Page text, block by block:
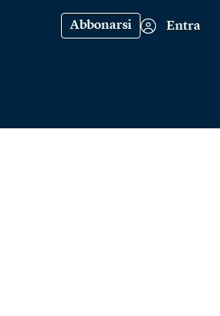
Abbonarsi Entra